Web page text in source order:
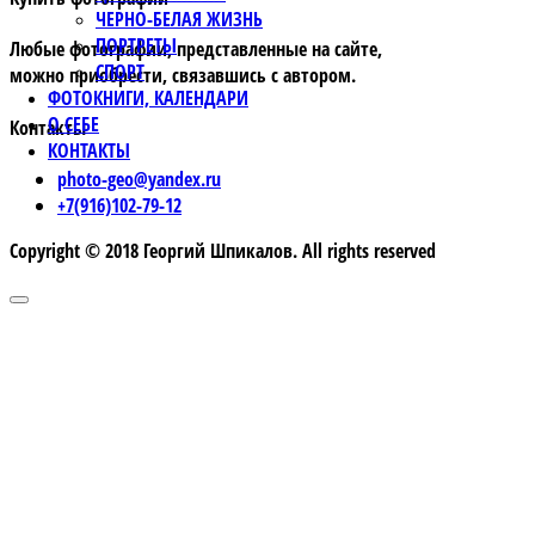
ЧЕРНО-БЕЛАЯ ЖИЗНЬ
ПОРТРЕТЫ
СПОРТ
ФОТОКНИГИ, КАЛЕНДАРИ
О СЕБЕ
КОНТАКТЫ
Любые фотографии, представленные на сайте,
можно приобрести, связавшись с автором.
Контакты
photo-geo@yandex.ru
+7(916)102-79-12
Copyright © 2018 Георгий Шпикалов. All rights reserved